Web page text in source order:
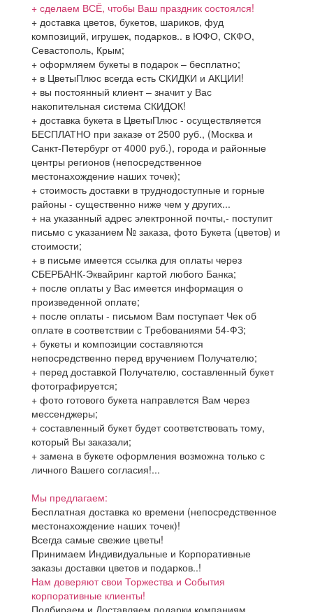
+ сделаем ВСЁ, чтобы Ваш праздник состоялся!
+ доставка цветов, букетов, шариков, фуд
композиций, игрушек, подарков.. в ЮФО, СКФО,
Севастополь, Крым;
+ оформляем букеты в подарок – бесплатно;
+ в ЦветыПлюс всегда есть СКИДКИ и АКЦИИ!
+ вы постоянный клиент – значит у Вас
накопительная система СКИДОК!
+ доставка букета в ЦветыПлюс - осуществляется
БЕСПЛАТНО при заказе от 2500 руб., (Москва и
Санкт-Петербург от 4000 руб.), города и районные
центры регионов (непосредственное
местонахождение наших точек);
+ стоимость доставки в труднодоступные и горные
районы - существенно ниже чем у других...
+ на указанный адрес электронной почты,- поступит
письмо с указанием № заказа, фото Букета (цветов) и
стоимости;
+ в письме имеется ссылка для оплаты через
СБЕРБАНК-Эквайринг картой любого Банка;
+ после оплаты у Вас имеется информация о
произведенной оплате;
+ после оплаты - письмом Вам поступает Чек об
оплате в соответствии с Требованиями 54-ФЗ;
+ букеты и композиции составляются
непосредственно перед вручением Получателю;
+ перед доставкой Получателю, составленный букет
фотографируется;
+ фото готового букета направлется Вам через
мессенджеры;
+ составленный букет будет соответствовать тому,
который Вы заказали;
+ замена в букете оформления возможна только с
личного Вашего согласия!...
Мы предлагаем:
Бесплатная доставка ко времени (непосредственное
местонахождение наших точек)!
Всегда самые свежие цветы!
Принимаем Индивидуальные и Корпоративные
заказы доставки цветов и подарков..!
Нам доверяют свои Торжества и События
корпоративные клиенты!
Подбираем и Доставляем подарки компаниям,